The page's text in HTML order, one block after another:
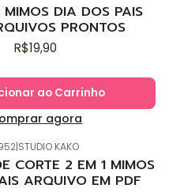
DIA DOS PAIS
PRONTOS
R$19,90
ao Carrinho
agora
|STUDIO KAKO
CORTE 2 EM 1 MIMOS
ARQUIVO EM PDF